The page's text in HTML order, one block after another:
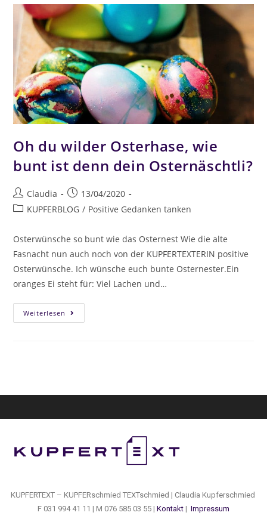
Oh du wilder Osterhase, wie
bunt ist denn dein Osternäschtli?
Claudia
13/04/2020
KUPFERBLOG / Positive Gedanken tanken
Osterwünsche so bunt wie das Osternest Wie die alte
Fasnacht nun auch noch von der KUPFERTEXTERIN positive
Osterwünsche. Ich wünsche euch bunte Osternester.Ein
oranges Ei steht für: Viel Lachen und…
Weiterlesen
KUPFERTEXT – KUPFERschmied TEXTschmied | Claudia Kupferschmied
F 031 994 41 11 | M 076 585 03 55 | Kontakt | Impressum